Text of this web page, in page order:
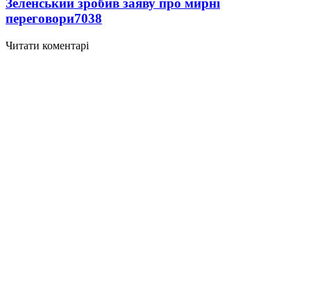
Зеленський зробив заяву про мирні
переговори7038
Читати коментарі